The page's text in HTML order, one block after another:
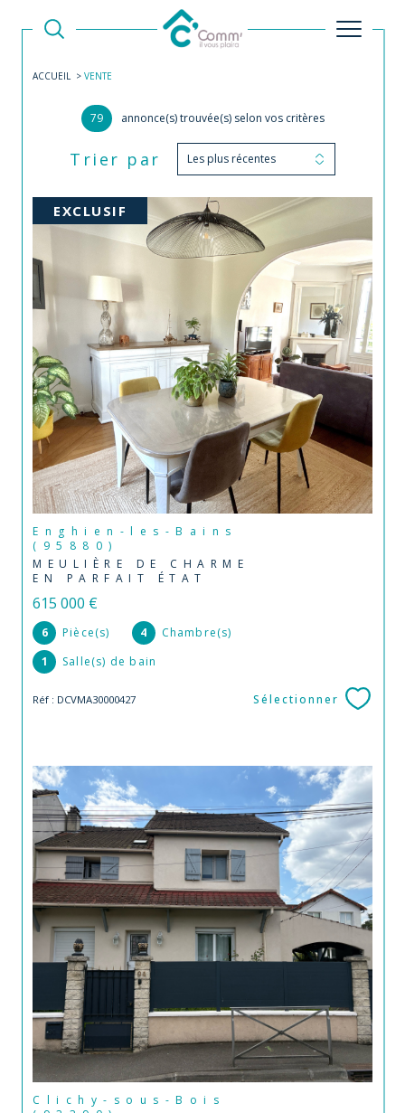
ACCUEIL VENTE
79 annonce(s) trouvée(s) selon vos critères
Trier par Les plus récentes
EXCLUSIF
Enghien-les-Bains
(95880)
MEULIÈRE DE CHARME
EN PARFAIT ÉTAT
615 000 €
6 Pièce(s) 4
Chambre(s)
1
Salle(s) de bain
Réf : DCVMA30000427 Sélectionner
Clichy-sous-Bois